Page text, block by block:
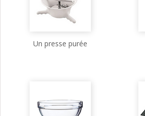
Un presse purée